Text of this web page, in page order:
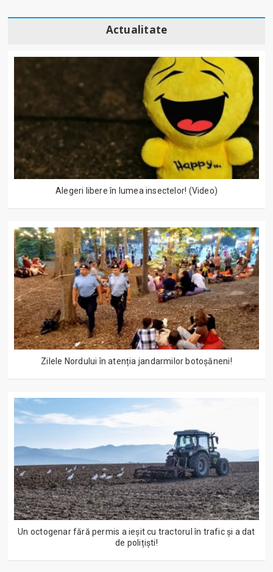
Actualitate
Alegeri libere în lumea insectelor! (Video)
Zilele Nordului în atenția jandarmilor botoșăneni!
Un octogenar fără permis a ieșit cu tractorul în trafic și a dat
de polițiști!